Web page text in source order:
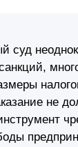
суд
не